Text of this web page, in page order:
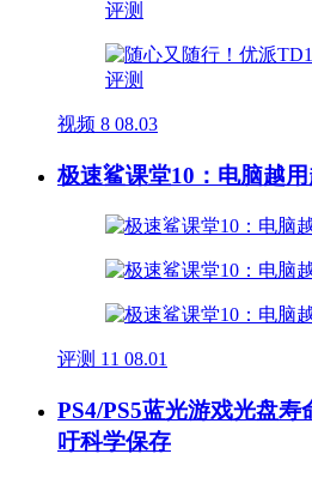
视频 8 08.03
极速鲨课堂10：电脑越
评测 11 08.01
PS4/PS5蓝光游戏光盘
吁科学保存